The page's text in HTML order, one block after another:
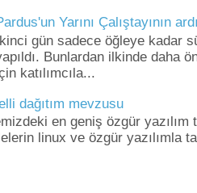
Yarını Çalıştayının
gün sadece öğleye kadar
Bunlardan ilkinde daha
katılımcıla...
dağıtım mevzusu
en geniş özgür
linux ve özgür yazılımla